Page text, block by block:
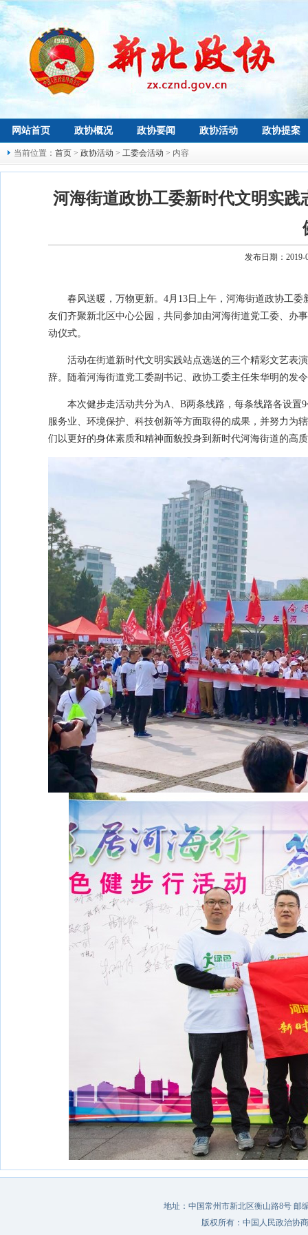
网站首页 政协概况 政协要闻 政协活动 政协提案
当前位置： 首页 > 政协活动 > 工委会活动 > 内容
河海街道政协工委新时代文明实
发布日期：
春风送暖，万物更新。4月13日上午，河海街道政协工
友们齐聚新北区中心公园，共同参加由河海街道党工委、办
动仪式。
活动在街道新时代文明实践站点选送的三个精彩文艺表
辞。随着河海街道党工委副书记、政协工委主任朱华明的发
本次健步走活动共分为A、B两条线路，每条线路各设置
服务业、环境保护、科技创新等方面取得的成果，并努力为
们以更好的身体素质和精神面貌投身到新时代河海街道的高
地址：中国常州市新北区衡山路8号 邮
版权所有：中国人民政治协